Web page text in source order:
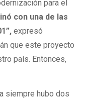
para el
con una de las
expresó
que este proyecto
país. Entonces,
siempre hubo dos